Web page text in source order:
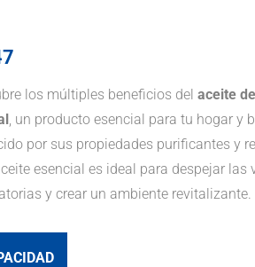
los múltiples beneficios delaceite
, un producto esencial para tu hogar y
por sus propiedades purificantes y
esencial es ideal para despejar las
y crear un ambiente revitalizante.